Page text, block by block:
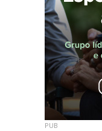
PUB